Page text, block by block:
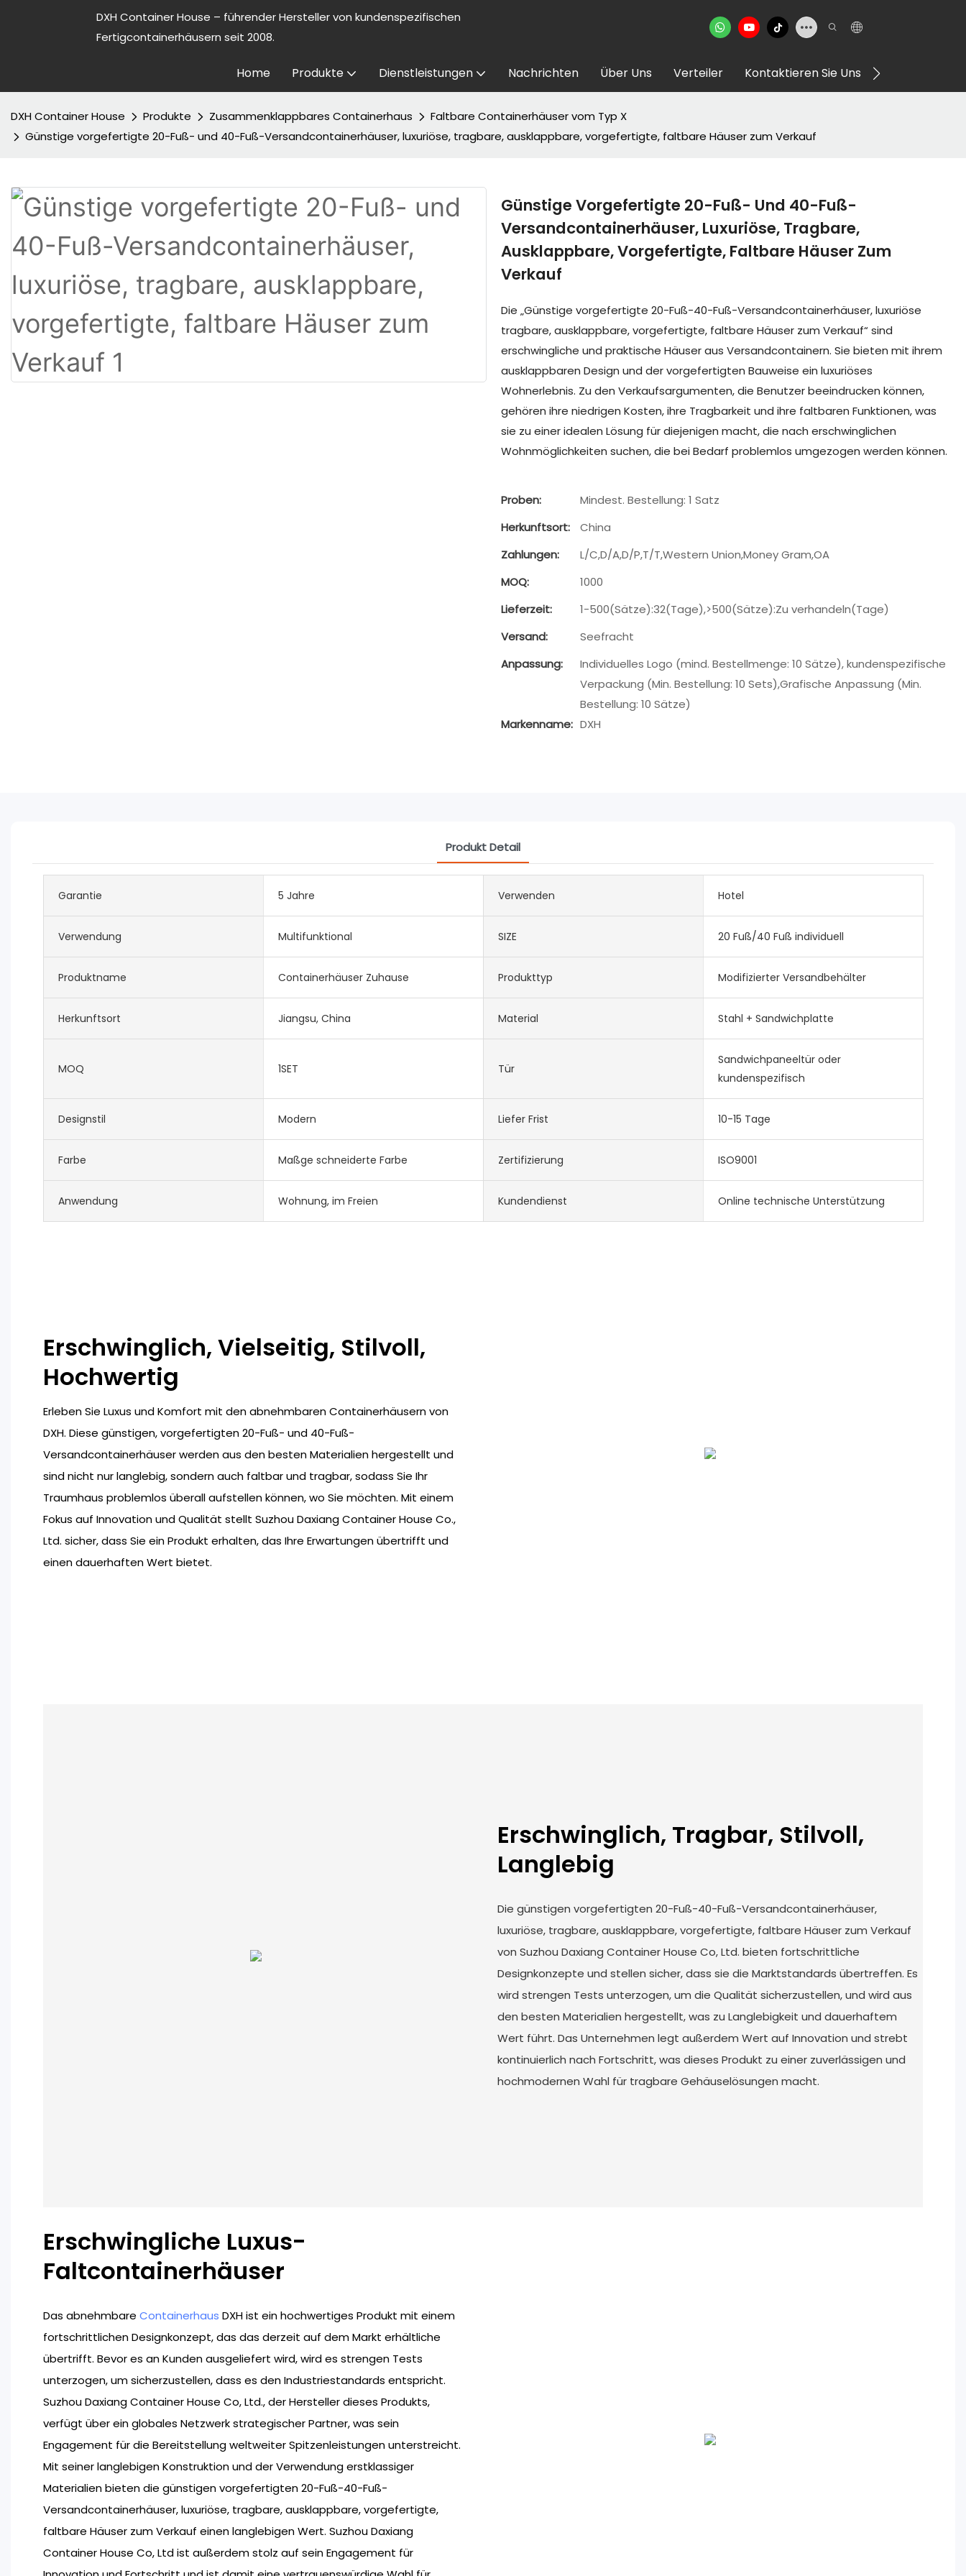
DXH Container House – führender Hersteller von kundenspezifischen
Fertigcontainerhäusern seit 2008.
Home Produkte Dienstleistungen Nachrichten Über Uns Verteiler Kontaktieren Sie Uns
DXH Container House Produkte Zusammenklappbares Containerhaus
Faltbare Containerhäuser vom Typ X
Günstige vorgefertigte 20-Fuß- und 40-Fuß-Versandcontainerhäuser, luxuriöse, tragbare, ausklappbare, vorgefertigte, faltbare Häuser zum Verkauf
Günstige Vorgefertigte 20-Fuß- Und 40-Fuß-
Versandcontainerhäuser, Luxuriöse, Tragbare,
Ausklappbare, Vorgefertigte, Faltbare Häuser Zum
Verkauf
Die „Günstige vorgefertigte 20-Fuß-40-Fuß-Versandcontainerhäuser, luxuriöse
tragbare, ausklappbare, vorgefertigte, faltbare Häuser zum Verkauf“ sind
erschwingliche und praktische Häuser aus Versandcontainern. Sie bieten mit ihrem
ausklappbaren Design und der vorgefertigten Bauweise ein luxuriöses
Wohnerlebnis. Zu den Verkaufsargumenten, die Benutzer beeindrucken können,
gehören ihre niedrigen Kosten, ihre Tragbarkeit und ihre faltbaren Funktionen, was
sie zu einer idealen Lösung für diejenigen macht, die nach erschwinglichen
Wohnmöglichkeiten suchen, die bei Bedarf problemlos umgezogen werden können.
Proben:
Mindest. Bestellung: 1 Satz
Herkunftsort:
China
Zahlungen:
L/C,D/A,D/P,T/T,Western Union,Money Gram,OA
MOQ:
1000
Lieferzeit:
1-500(Sätze):32(Tage),>500(Sätze):Zu verhandeln(Tage)
Versand:
Seefracht
Anpassung:
Individuelles Logo (mind. Bestellmenge: 10 Sätze), kundenspezifische
Verpackung (Min. Bestellung: 10 Sets),Grafische Anpassung (Min.
Bestellung: 10 Sätze)
Markenname: DXH
Produkt Detail
Garantie 5 Jahre Verwenden Hotel
Verwendung Multifunktional SIZE 20 Fuß/40 Fuß individuell
Produktname Containerhäuser Zuhause Produkttyp Modifizierter Versandbehälter
Herkunftsort Jiangsu, China Material Stahl + Sandwichplatte
MOQ 1SET Tür
Sandwichpaneeltür oder
kundenspezifisch
Designstil Modern Liefer Frist 10-15 Tage
Farbe Maßge schneiderte Farbe Zertifizierung ISO9001
Anwendung Wohnung, im Freien Kundendienst Online technische Unterstützung
Erschwinglich, Vielseitig, Stilvoll,
Hochwertig
Erleben Sie Luxus und Komfort mit den abnehmbaren Containerhäusern von
DXH. Diese günstigen, vorgefertigten 20-Fuß- und 40-Fuß-
Versandcontainerhäuser werden aus den besten Materialien hergestellt und
sind nicht nur langlebig, sondern auch faltbar und tragbar, sodass Sie Ihr
Traumhaus problemlos überall aufstellen können, wo Sie möchten. Mit einem
Fokus auf Innovation und Qualität stellt Suzhou Daxiang Container House Co.,
Ltd. sicher, dass Sie ein Produkt erhalten, das Ihre Erwartungen übertrifft und
einen dauerhaften Wert bietet.
Erschwinglich, Tragbar, Stilvoll,
Langlebig
Die günstigen vorgefertigten 20-Fuß-40-Fuß-Versandcontainerhäuser,
luxuriöse, tragbare, ausklappbare, vorgefertigte, faltbare Häuser zum Verkauf
von Suzhou Daxiang Container House Co, Ltd. bieten fortschrittliche
Designkonzepte und stellen sicher, dass sie die Marktstandards übertreffen. Es
wird strengen Tests unterzogen, um die Qualität sicherzustellen, und wird aus
den besten Materialien hergestellt, was zu Langlebigkeit und dauerhaftem
Wert führt. Das Unternehmen legt außerdem Wert auf Innovation und strebt
kontinuierlich nach Fortschritt, was dieses Produkt zu einer zuverlässigen und
hochmodernen Wahl für tragbare Gehäuselösungen macht.
Erschwingliche Luxus-
Faltcontainerhäuser
Das abnehmbare Containerhaus DXH ist ein hochwertiges Produkt mit einem
fortschrittlichen Designkonzept, das das derzeit auf dem Markt erhältliche
übertrifft. Bevor es an Kunden ausgeliefert wird, wird es strengen Tests
unterzogen, um sicherzustellen, dass es den Industriestandards entspricht.
Suzhou Daxiang Container House Co, Ltd., der Hersteller dieses Produkts,
verfügt über ein globales Netzwerk strategischer Partner, was sein
Engagement für die Bereitstellung weltweiter Spitzenleistungen unterstreicht.
Mit seiner langlebigen Konstruktion und der Verwendung erstklassiger
Materialien bieten die günstigen vorgefertigten 20-Fuß-40-Fuß-
Versandcontainerhäuser, luxuriöse, tragbare, ausklappbare, vorgefertigte,
faltbare Häuser zum Verkauf einen langlebigen Wert. Suzhou Daxiang
Container House Co, Ltd ist außerdem stolz auf sein Engagement für